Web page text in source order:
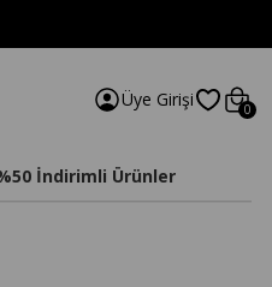
Üye Girişi 0
İndirimli Ürünler